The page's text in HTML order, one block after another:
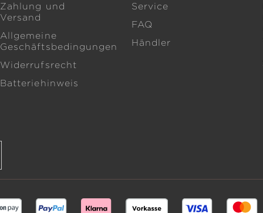
Zahlung und
Versand
Allgemeine
Geschäftsbedingungen
Widerrufsrecht
Batteriehinweis
Service
FAQ
Händler